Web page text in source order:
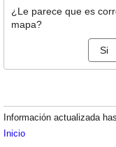
¿Le parece que es
mapa?
Si
Información actualizada
Inicio